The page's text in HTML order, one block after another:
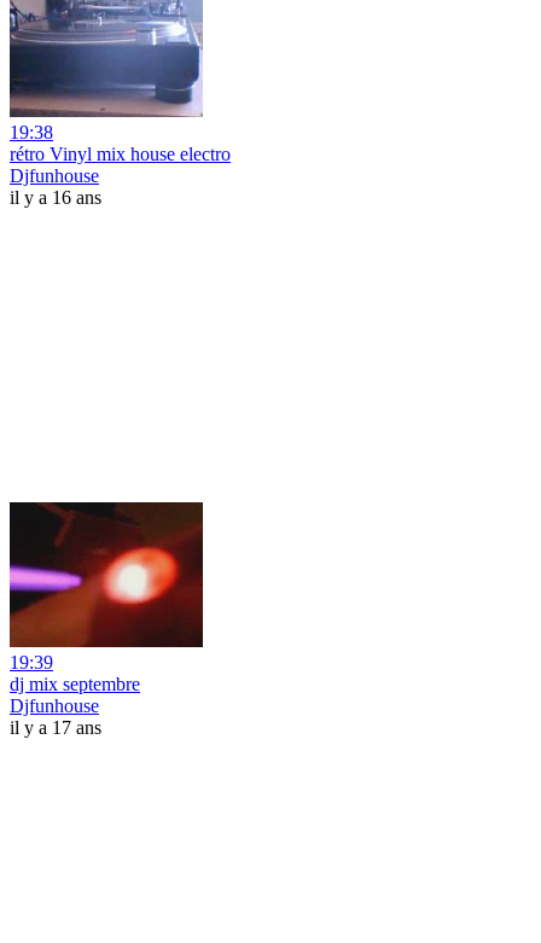
19:38
rétro Vinyl mix house electro
Djfunhouse
il y a 16 ans
19:39
dj mix septembre
Djfunhouse
il y a 17 ans